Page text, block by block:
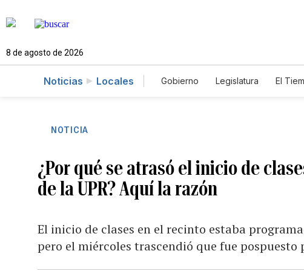
8 de agosto de 2026
Noticias Locales Gobierno Legislatura El
NOTICIA
¿Por qué se atrasó el inicio de
de la UPR? Aquí la razón
El inicio de clases en el recinto estaba
pero el miércoles trascendió que fue pospuesto